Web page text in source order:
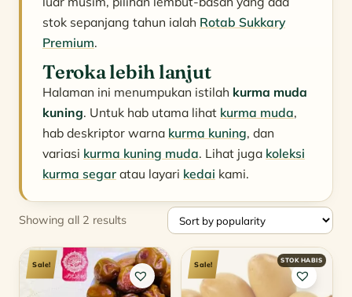
stok sepanjang tahun ialah Rotab Sukkary
Premium.
Teroka lebih lanjut
Halaman ini menumpukan istilah kurma muda
kuning. Untuk hab utama lihat kurma muda,
hab deskriptor warna kurma kuning, dan
variasi kurma kuning muda. Lihat juga koleksi
kurma segar atau layari kedai kami.
Showing all 2 resultsSorted
popularity
Sale! Sale!